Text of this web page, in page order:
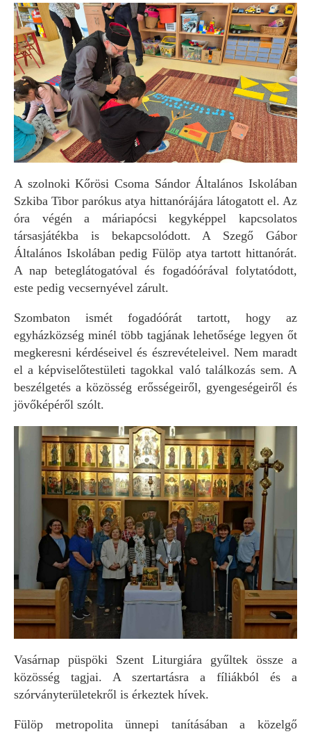
A szolnoki Kőrösi Csoma Sándor Általános Iskolában
Szkiba Tibor parókus atya hittanórájára látogatott el. Az
óra végén a máriapócsi kegyképpel kapcsolatos
társasjátékba is bekapcsolódott. A Szegő Gábor
Általános Iskolában pedig Fülöp atya tartott hittanórát.
A nap beteglátogatóval és fogadóórával folytatódott,
este pedig vecsernyével zárult.
Szombaton ismét fogadóórát tartott, hogy az
egyházközség minél több tagjának lehetősége legyen őt
megkeresni kérdéseivel és észrevételeivel. Nem maradt
el a képviselőtestületi tagokkal való találkozás sem. A
beszélgetés a közösség erősségeiről, gyengeségeiről és
jövőképéről szólt.
Vasárnap püspöki Szent Liturgiára gyűltek össze a
közösség tagjai. A szertartásra a fíliákból és a
szórványterületekről is érkeztek hívek.
Fülöp metropolita ünnepi tanításában a közelgő